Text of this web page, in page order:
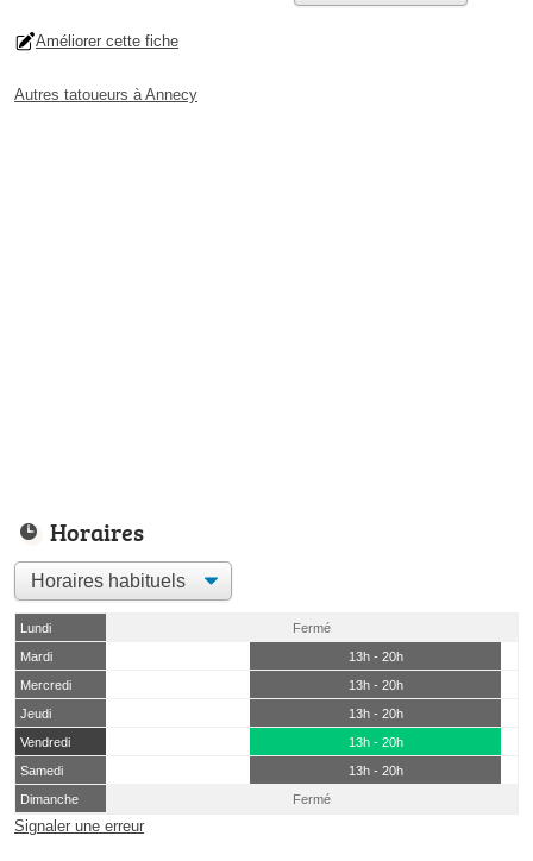
Améliorer cette fiche
Autres tatoueurs à Annecy
Horaires
Lundi
Fermé
Mardi
13h - 20h
Mercredi
13h - 20h
Jeudi
13h - 20h
Vendredi
13h - 20h
Samedi
13h - 20h
Dimanche
Fermé
Signaler une erreur